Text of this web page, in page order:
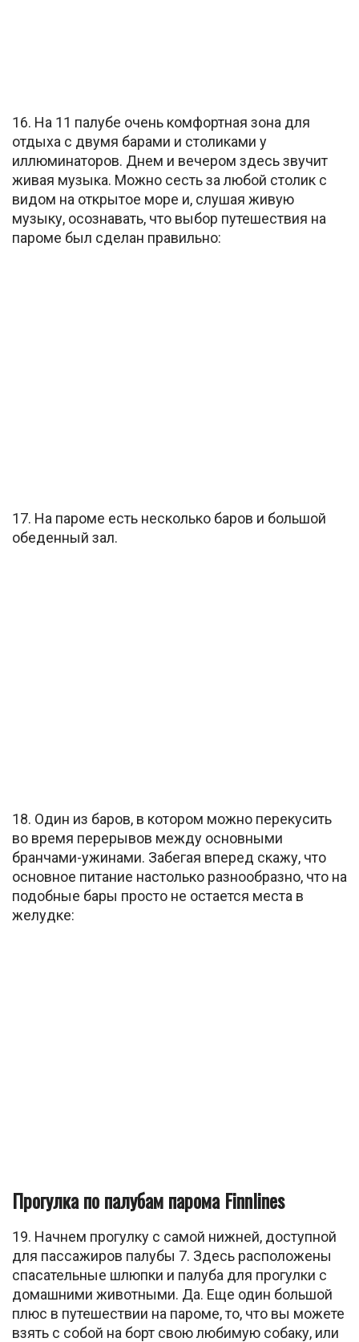
16. На 11 палубе очень комфортная зона для
отдыха с двумя барами и столиками у
иллюминаторов. Днем и вечером здесь звучит
живая музыка. Можно сесть за любой столик с
видом на открытое море и, слушая живую
музыку, осознавать, что выбор путешествия на
пароме был сделан правильно:
17. На пароме есть несколько баров и большой
обеденный зал.
18. Один из баров, в котором можно перекусить
во время перерывов между основными
бранчами-ужинами. Забегая вперед скажу, что
основное питание настолько разнообразно, что на
подобные бары просто не остается места в
желудке:
Прогулка по палубам парома Finnlines
19. Начнем прогулку с самой нижней, доступной
для пассажиров палубы 7. Здесь расположены
спасательные шлюпки и палуба для прогулки с
домашними животными. Да. Еще один большой
плюс в путешествии на пароме, то, что вы можете
взять с собой на борт свою любимую собаку, или